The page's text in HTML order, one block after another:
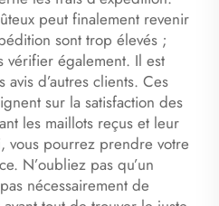
peut finalement revenir
sont trop élevés ;
vérifier également. Il est
d’autres clients. Ces
sur la satisfaction des
les maillots reçus et leur
vous pourrez prendre votre
N’oubliez pas qu’un
nécessairement de